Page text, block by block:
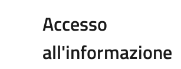
Accesso
all'informazione